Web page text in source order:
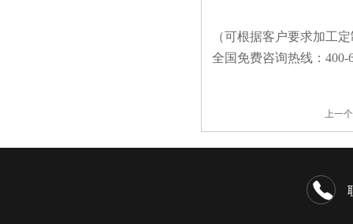
（可根据客户要求加工
全国免费咨询热线：400-
上一